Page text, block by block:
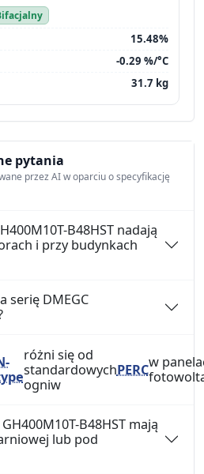
15.48%
-0.29 %/°C
31.7 kg
pytania
przez AI w oparciu o specyfikację
B48HST nadają
i przy budynkach
serię DMEGC
różni się od
standardowych
ogniw
PERCw
B48HST mają
lub pod